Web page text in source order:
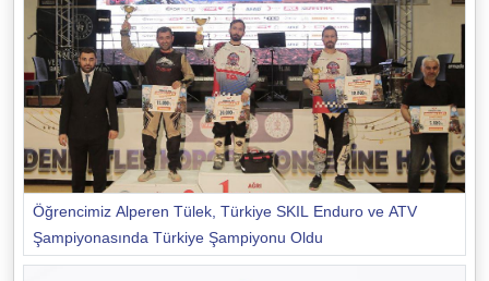
Öğrencimiz Alperen Tülek, Türkiye SKIL Enduro ve ATV
Şampiyonasında Türkiye Şampiyonu Oldu